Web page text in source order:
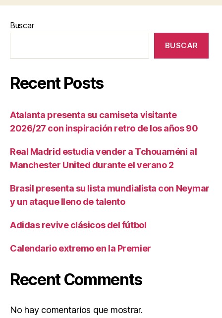
Buscar
BUSCAR
Recent Posts
Atalanta presenta su camiseta visitante
2026/27 con inspiración retro de los años 90
Real Madrid estudia vender a Tchouaméni al
Manchester United durante el verano 2
Brasil presenta su lista mundialista con Neymar
y un ataque lleno de talento
Adidas revive clásicos del fútbol
Calendario extremo en la Premier
Recent Comments
No hay comentarios que mostrar.